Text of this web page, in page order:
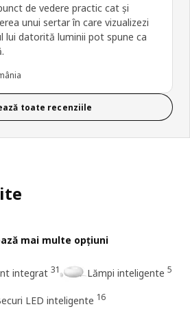
de vedere practic cat și
unui sertar în care vizualizezi
lui datorită luminii pot spune ca
toate recenziile
mai multe opțiuni
integrat 31 Lămpi inteligente 5
LED inteligente 16